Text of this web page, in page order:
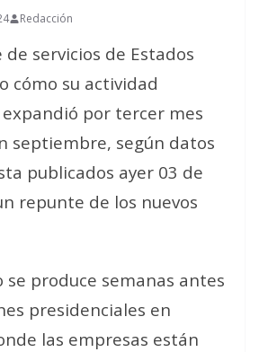
Redacción
de servicios de Estados
cómo su actividad
por tercer mes
septiembre, según datos
publicados ayer 03 de
repunte de los nuevos
se produce semanas antes
presidenciales en
las empresas están